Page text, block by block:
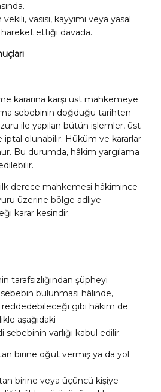
vasisi, kayyımı veya yasal
hareket ettiği davada.
kararına karşı üst mahkemeye
sebebinin doğduğu tarihten
ile yapılan bütün işlemler, üst
iptal olunabilir. Hüküm ve kararlar
Bu durumda, hâkim yargılama
ilk derece mahkemesi hâkimince
üzerine bölge adliye
karar kesindir.
tarafsızlığından şüpheyi
bulunması hâlinde,
gibi hâkim de
aşağıdaki
varlığı kabul edilir:
birine öğüt vermiş ya da yol
birine veya üçüncü kişiye